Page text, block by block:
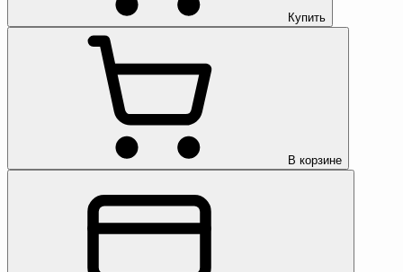
Купить
В корзине